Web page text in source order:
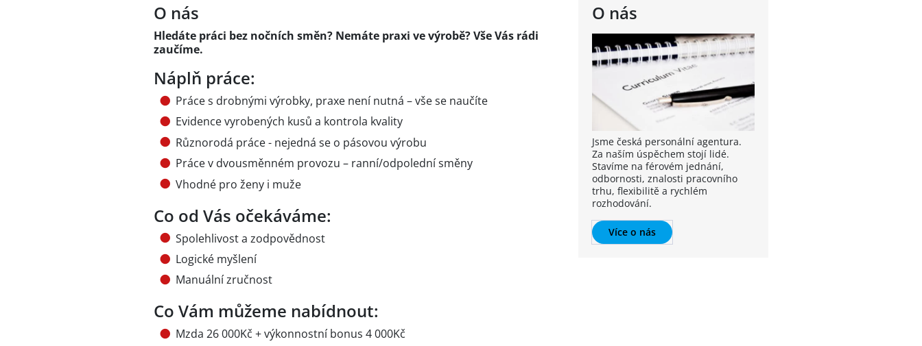
O nás
Jsme česká personální agentura.
Za naším úspěchem stojí lidé.
Stavíme na férovém jednání,
odbornosti, znalosti pracovního
trhu, flexibilitě a rychlém
rozhodování.
Více o nás
O nás
Hledáte práci bez nočních směn? Nemáte praxi ve výrobě? Vše Vás rádi
zaučíme.
Náplň práce:
Práce s drobnými výrobky, praxe není nutná – vše se naučíte
Evidence vyrobených kusů a kontrola kvality
Různorodá práce - nejedná se o pásovou výrobu
Práce v dvousměnném provozu – ranní/odpolední směny
Vhodné pro ženy i muže
Co od Vás očekáváme:
Spolehlivost a zodpovědnost
Logické myšlení
Manuální zručnost
Co Vám můžeme nabídnout:
Mzda 26 000Kč + výkonnostní bonus 4 000Kč